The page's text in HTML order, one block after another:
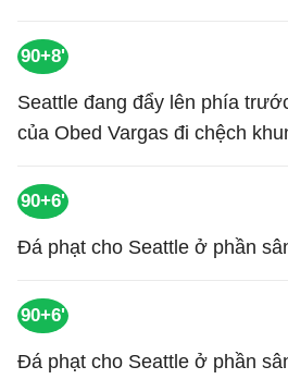
90+8'
Seattle đang đẩy lên phía
của Obed Vargas đi chệch
90+6'
Đá phạt cho Seattle ở phần
90+6'
Đá phạt cho Seattle ở phần